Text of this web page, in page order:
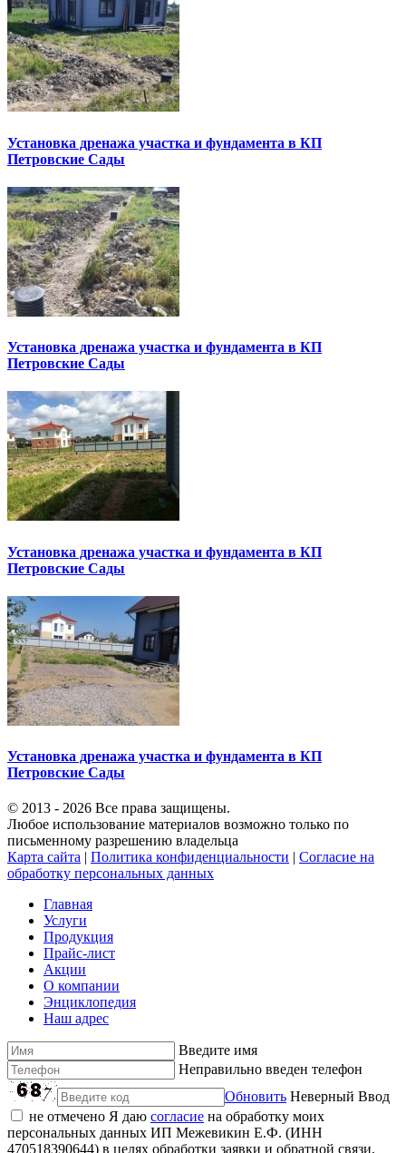
Установка дренажа участка и фундамента в КП
Петровские Сады
Установка дренажа участка и фундамента в КП
Петровские Сады
Установка дренажа участка и фундамента в КП
Петровские Сады
Установка дренажа участка и фундамента в КП
Петровские Сады
© 2013 - 2026 Все права защищены.
Любое использование материалов возможно только по
письменному разрешению владельца
Карта сайта | Политика конфиденциальности | Согласие на
обработку персональных данных
Главная
Услуги
Продукция
Прайс-лист
Акции
О компании
Энциклопедия
Наш адрес
Введите имя
Неправильно введен телефон
Обновить Неверный Ввод
не отмечено Я даю согласие на обработку моих
персональных данных ИП Межевикин Е.Ф. (ИНН
470518390644) в целях обработки заявки и обратной связи,